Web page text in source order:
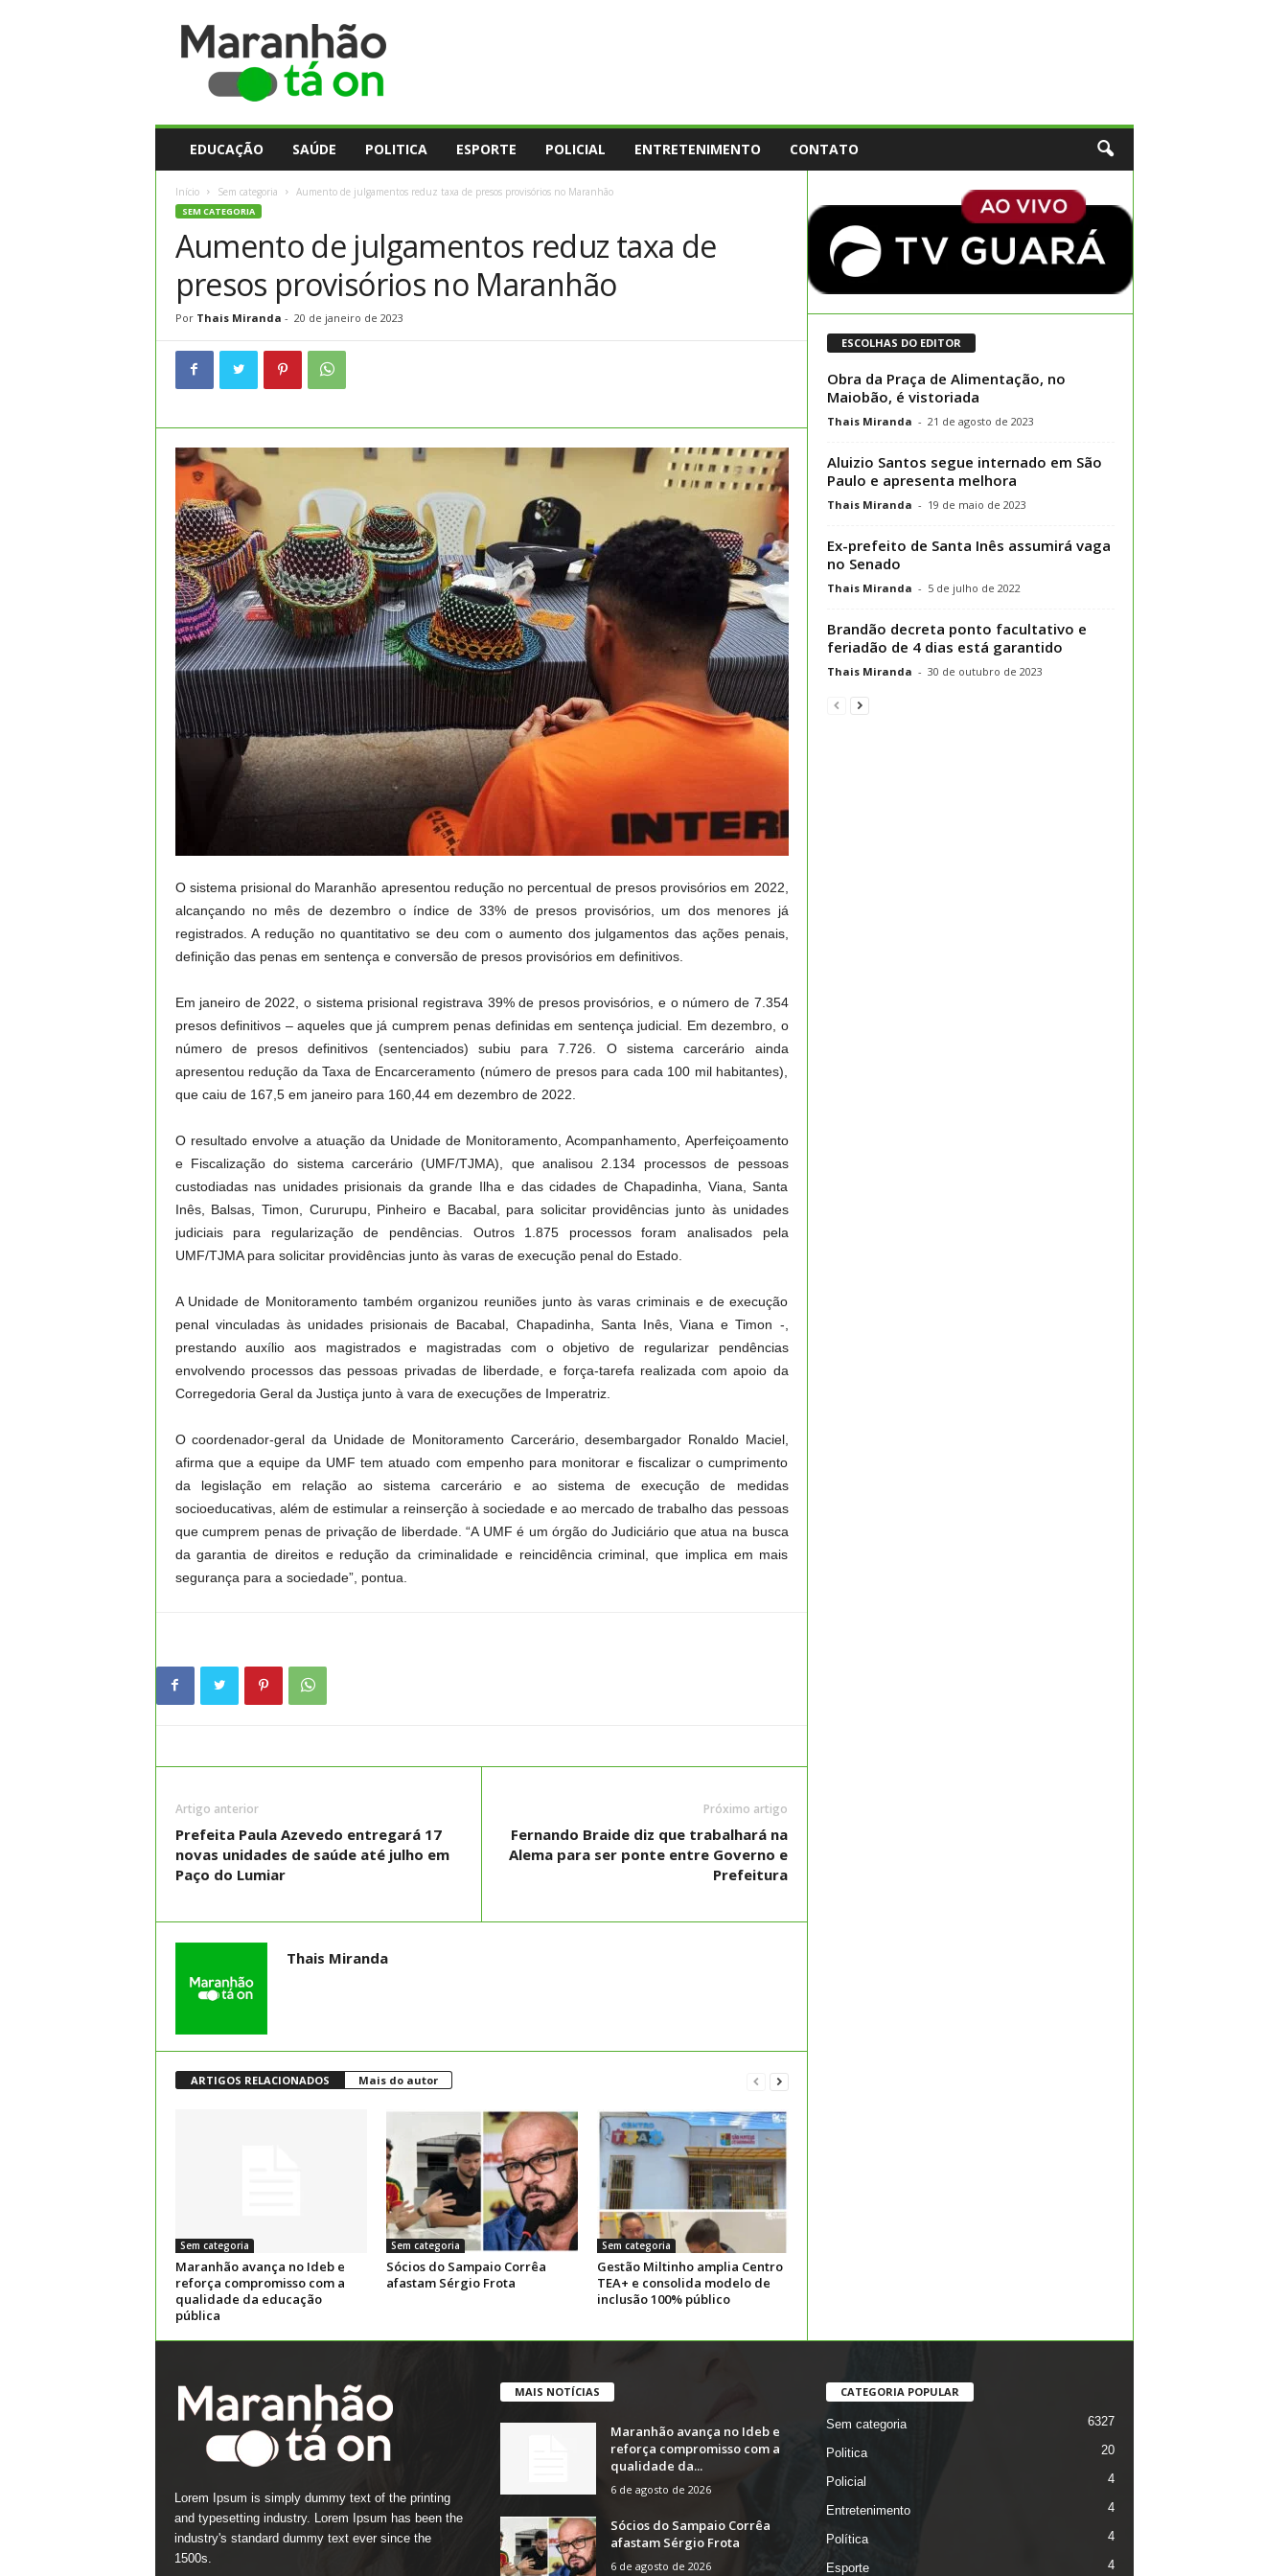
EDUCAÇÃO SAÚDE POLITICA ESPORTE POLICIAL ENTRETENIMENTO CONTATO
Início Sem categoria Aumento de julgamentos reduz taxa de presos provisórios no Maranhão
SEM CATEGORIA
Aumento de julgamentos reduz taxa de
presos provisórios no Maranhão
Por Thais Miranda - 20 de janeiro de 2023
O sistema prisional do Maranhão apresentou redução no percentual de presos provisórios em 2022,
alcançando no mês de dezembro o índice de 33% de presos provisórios, um dos menores já
registrados. A redução no quantitativo se deu com o aumento dos julgamentos das ações penais,
definição das penas em sentença e conversão de presos provisórios em definitivos.
Em janeiro de 2022, o sistema prisional registrava 39% de presos provisórios, e o número de 7.354
presos definitivos – aqueles que já cumprem penas definidas em sentença judicial. Em dezembro, o
número de presos definitivos (sentenciados) subiu para 7.726. O sistema carcerário ainda
apresentou redução da Taxa de Encarceramento (número de presos para cada 100 mil habitantes),
que caiu de 167,5 em janeiro para 160,44 em dezembro de 2022.
O resultado envolve a atuação da Unidade de Monitoramento, Acompanhamento, Aperfeiçoamento
e Fiscalização do sistema carcerário (UMF/TJMA), que analisou 2.134 processos de pessoas
custodiadas nas unidades prisionais da grande Ilha e das cidades de Chapadinha, Viana, Santa
Inês, Balsas, Timon, Cururupu, Pinheiro e Bacabal, para solicitar providências junto às unidades
judiciais para regularização de pendências. Outros 1.875 processos foram analisados pela
UMF/TJMA para solicitar providências junto às varas de execução penal do Estado.
A Unidade de Monitoramento também organizou reuniões junto às varas criminais e de execução
penal vinculadas às unidades prisionais de Bacabal, Chapadinha, Santa Inês, Viana e Timon -,
prestando auxílio aos magistrados e magistradas com o objetivo de regularizar pendências
envolvendo processos das pessoas privadas de liberdade, e força-tarefa realizada com apoio da
Corregedoria Geral da Justiça junto à vara de execuções de Imperatriz.
O coordenador-geral da Unidade de Monitoramento Carcerário, desembargador Ronaldo Maciel,
afirma que a equipe da UMF tem atuado com empenho para monitorar e fiscalizar o cumprimento
da legislação em relação ao sistema carcerário e ao sistema de execução de medidas
socioeducativas, além de estimular a reinserção à sociedade e ao mercado de trabalho das pessoas
que cumprem penas de privação de liberdade. “A UMF é um órgão do Judiciário que atua na busca
da garantia de direitos e redução da criminalidade e reincidência criminal, que implica em mais
segurança para a sociedade”, pontua.
Artigo anterior
Prefeita Paula Azevedo entregará 17
novas unidades de saúde até julho em
Paço do Lumiar
Próximo artigo
Fernando Braide diz que trabalhará na
Alema para ser ponte entre Governo e
Prefeitura
Thais Miranda
ARTIGOS RELACIONADOS Mais do autor
Sem categoria
Maranhão avança no Ideb e
reforça compromisso com a
qualidade da educação
pública
Sem categoria
Sócios do Sampaio Corrêa
afastam Sérgio Frota
Sem categoria
Gestão Miltinho amplia Centro
TEA+ e consolida modelo de
inclusão 100% público
ESCOLHAS DO EDITOR
Obra da Praça de Alimentação, no
Maiobão, é vistoriada
Thais Miranda - 21 de agosto de 2023
Aluizio Santos segue internado em São
Paulo e apresenta melhora
Thais Miranda - 19 de maio de 2023
Ex-prefeito de Santa Inês assumirá vaga
no Senado
Thais Miranda - 5 de julho de 2022
Brandão decreta ponto facultativo e
feriadão de 4 dias está garantido
Thais Miranda - 30 de outubro de 2023
Lorem Ipsum is simply dummy text of the printing
and typesetting industry. Lorem Ipsum has been the
industry's standard dummy text ever since the
1500s.
MAIS NOTÍCIAS
Maranhão avança no Ideb e
reforça compromisso com a
qualidade da...
6 de agosto de 2026
Sócios do Sampaio Corrêa
afastam Sérgio Frota
6 de agosto de 2026
CATEGORIA POPULAR
Sem categoria 6327
Politica 20
Policial 4
Entretenimento 4
Política 4
Esporte 4